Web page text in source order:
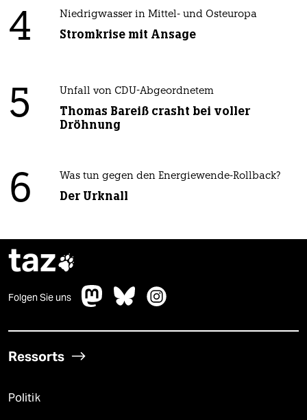
4 Niedrigwasser in Mittel- und Osteuropa
Stromkrise mit Ansage
5 Unfall von CDU-Abgeordnetem
Thomas Bareiß crasht bei voller
Dröhnung
6 Was tun gegen den Energiewende-Rollback?
Der Urknall
taz
Folgen Sie uns
Ressorts
Politik